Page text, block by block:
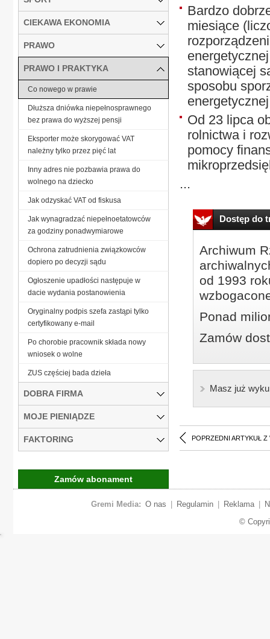
Bardzo
miesiące
stanowiącej
sposobu
Od 23 lipca
rolnictwa i
pomocy
...
Dostęp do
Archiwum
od 1993
Ponad
Zamów
Masz już
POPRZEDNI ARTYKUŁ Z
CIEKAWA EKONOMIA
PRAWO
PRAWO I PRAKTYKA
Co nowego w prawie
Dłuższa dniówka niepełnosprawnego
bez prawa do wyższej pensji
Eksporter może skorygować VAT
należny tylko przez pięć lat
Inny adres nie pozbawia prawa do
wolnego na dziecko
Jak odzyskać VAT od fiskusa
Jak wynagradzać niepełnoetatowców
za godziny ponadwymiarowe
Ochrona zatrudnienia związkowców
dopiero po decyzji sądu
Ogłoszenie upadłości następuje w
dacie wydania postanowienia
Oryginalny podpis szefa zastąpi tylko
certyfikowany e-mail
Po chorobie pracownik składa nowy
wniosek o wolne
ZUS częściej bada dzieła
DOBRA FIRMA
MOJE PIENIĄDZE
FAKTORING
Zamów abonament
Gremi Media: O nas Regulamin Reklama
©